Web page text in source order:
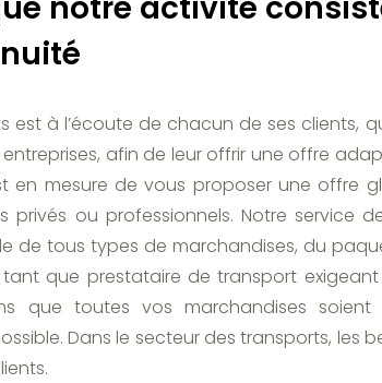
est à l’écoute de chacun de ses clients,
afin de leur offrir une offre
en mesure de vous proposer une offre
privés ou professionnels. Notre service
de tous types de marchandises, du
tant que prestataire de transport
que toutes vos marchandises soient
Dans le secteur des transports, les